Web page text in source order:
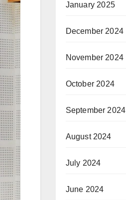
January 2025
December 2024
November 2024
October 2024
September 2024
August 2024
July 2024
June 2024